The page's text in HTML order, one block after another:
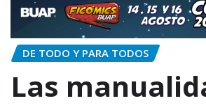
DE TODO Y PARA TODOS
Las